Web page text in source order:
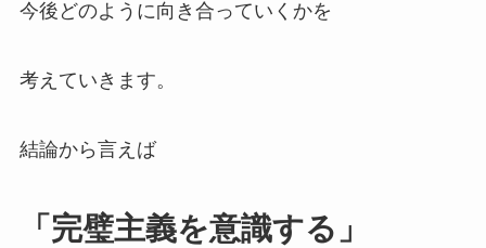
今後どのように向き合っていくかを
考えていきます。
結論から言えば
「完璧主義を意識する」